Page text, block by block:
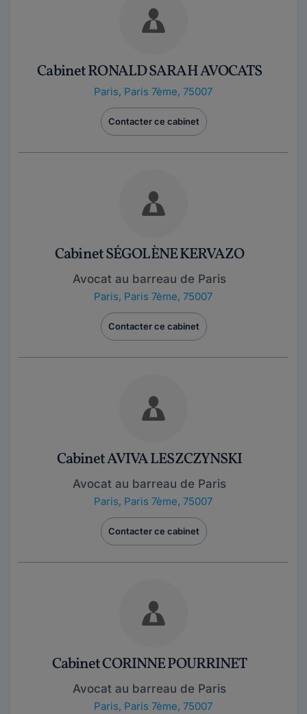
Cabinet RONALD SARAH AVOCATS
Paris, Paris 7ème, 75007
Contacter ce cabinet
Cabinet SÉGOLÈNE KERVAZO
Avocat au barreau de Paris
Paris, Paris 7ème, 75007
Contacter ce cabinet
Cabinet AVIVA LESZCZYNSKI
Avocat au barreau de Paris
Paris, Paris 7ème, 75007
Contacter ce cabinet
Cabinet CORINNE POURRINET
Avocat au barreau de Paris
Paris, Paris 7ème, 75007